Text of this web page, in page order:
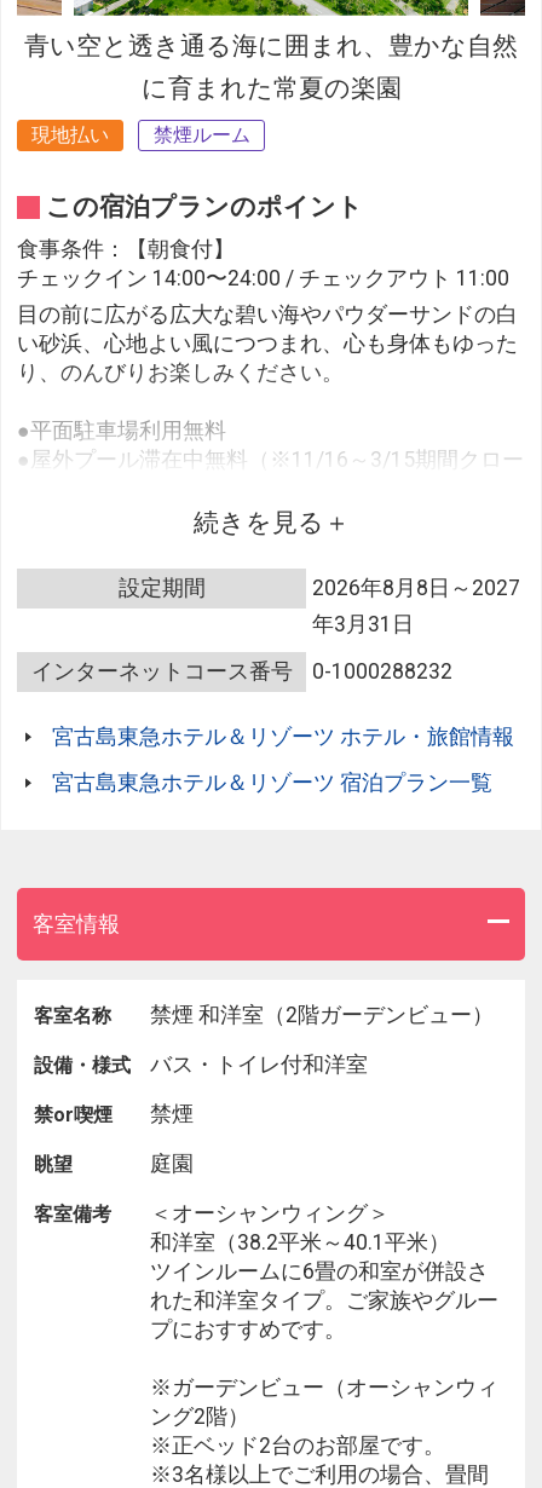
青い空と透き通る海に囲まれ、豊かな自然
に育まれた常夏の楽園
現地払い 禁煙ルーム
この宿泊プランのポイント
食事条件：【朝食付】
チェックイン 14:00〜24:00 / チェックアウト 11:00
目の前に広がる広大な碧い海やパウダーサンドの白
い砂浜、心地よい風につつまれ、心も身体もゆった
り、のんびりお楽しみください。
●平面駐車場利用無料
●屋外プール滞在中無料（※11/16～3/15期間クロー
●お子さま用無料レンタル備品あり（ベビーカー、
※数に限りがございます。ご利用の際はホテルまで
事前予約をお願いいたします。
●宮古空港‐ホテル間 無料送迎シャトルサービス ※
要事前予約
※送迎をご希望のお客さまは、ご宿泊3日前までに
到着便と到着時間をお知らせください。
※みやこ下地島空港‐ホテル間の送迎は行っており
ません。公共の路線バスをご利用ください。
戴いたします。
料金はお子様のご年齢及びご宿泊日により異なりま
す。
ださい。
【館内工事のご案内】
■ラグーンエリアにおける新棟建設工事
工事期間 2024年3月1日～2027年夏頃予定
※客室からの景観に影響はございません。
【その他ご案内】
・食物アレルギーをお持ちのお客様は事前にご申告
当日のご申告や重度の症状をお持ちの方は、対応い
・状況により、館内施設およびレストランの営業内
容を変更する場合がございます。
・ホテル敷地内において工事が行われている場合が
続きを見る
設定期間
2026年8月8日～2027
年3月31日
インターネットコース番号
0-1000288232
宮古島東急ホテル＆リゾーツ ホテル・旅館情報
宮古島東急ホテル＆リゾーツ 宿泊プラン一覧
客室情報
客室名称 禁煙 和洋室（2階ガーデンビュー）
設備・様式 バス・トイレ付和洋室
禁or喫煙 禁煙
眺望 庭園
客室備考
＜オーシャンウィング＞
和洋室（38.2平米～40.1平米）
ツインルームに6畳の和室が併設さ
れた和洋室タイプ。ご家族やグルー
プにおすすめです。
※ガーデンビュー（オーシャンウィ
ング2階）
※正ベッド2台のお部屋です。
※3名様以上でご利用の場合、畳間